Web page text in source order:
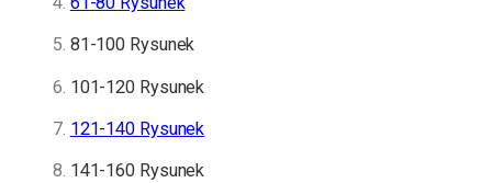
5. 81-100 Rysunek
6. 101-120 Rysunek
7. 121-140 Rysunek
8. 141-160 Rysunek